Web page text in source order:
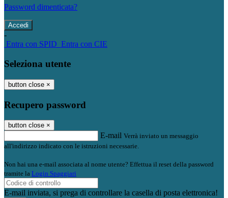
Password dimenticata?
-
Entra con SPID Entra con CIE
Seleziona utente
button close ×
Recupero password
button close ×
E-mail Verrà inviato un messaggio
all'indirizzo indicato con le istruzioni necessarie.
Non hai una e-mail associata al nome utente? Effettua il reset della password
tramite la Login Spaggiari
E-mail inviata, si prega di controllare la casella di posta elettronica!